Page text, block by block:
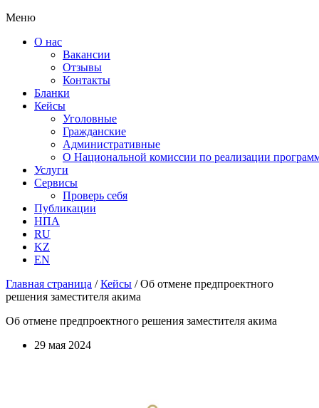
Меню
О нас
Вакансии
Отзывы
Контакты
Бланки
Кейсы
Уголовные
Гражданские
Административные
О Национальной комиссии по реализации
Услуги
Сервисы
Проверь себя
Публикации
НПА
RU
KZ
EN
Главная страница /Кейсы /Об отмене предпроектного
решения заместителя акима
Об отмене предпроектного решения заместителя акима
29 мая 2024